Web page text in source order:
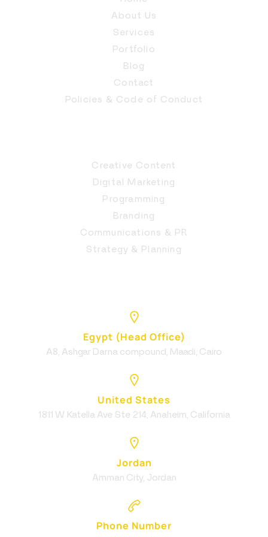
About Us
Services
Portfolio
Blog
Contact
Policies & Code of Conduct
Creative Content
Digital Marketing
Programming
Branding
Communications & PR
Strategy & Planning
Egypt (Head Office)
A8, Ashgar Darna compound, Maadi, Cairo
United States
1811 W Katella Ave Ste 214, Anaheim, California
Jordan
Amman City, Jordan
Phone Number